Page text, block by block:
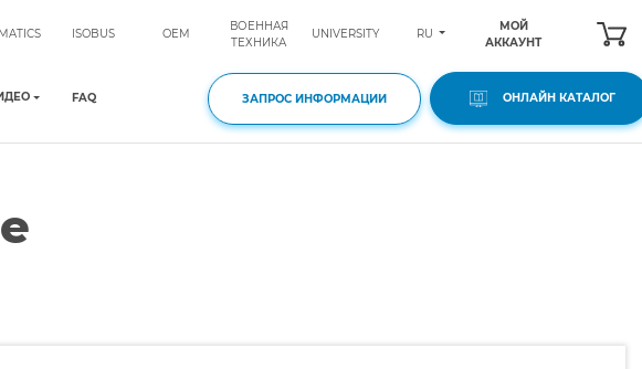
ISOBUS OEM
ВОЕННАЯ
ТЕХНИКА
UNIVERSITY RU
МОЙ
АККАУНТ
FAQ ЗАПРОС ИНФОРМАЦИИ ОНЛАЙН КАТАЛОГ